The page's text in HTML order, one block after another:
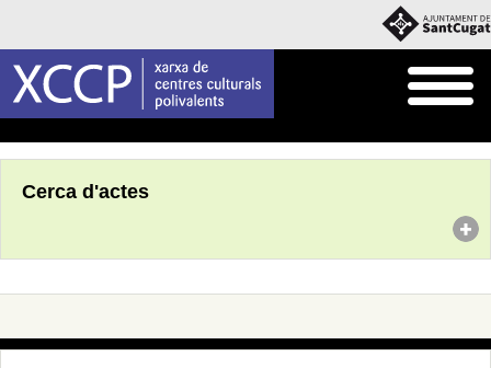
Cerca d'actes